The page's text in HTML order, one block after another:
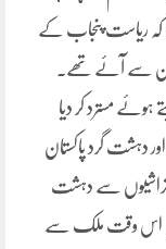
کہ ریاست پنجاب کے
سے آئے تھے۔
ہوئے مسترد کر دیا
دہشت گرد پاکستان
تراشیوں سے دہشت
اس وقت ملک سے